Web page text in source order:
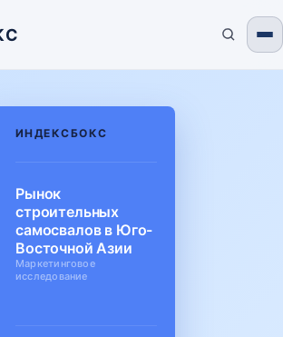
ИНДЕКСБОКС
Рынок
строительных
самосвалов в Юго-
Восточной Азии
Маркетинговое
исследование